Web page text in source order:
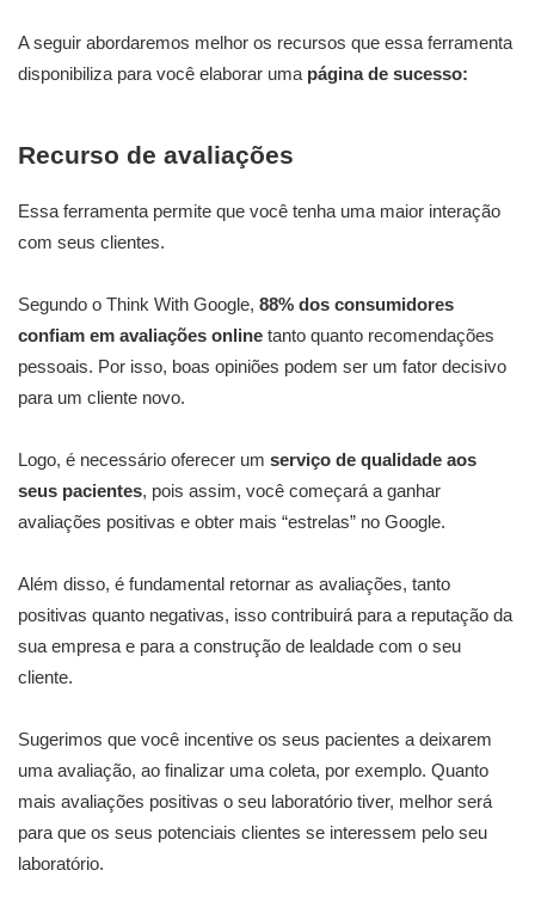
A seguir abordaremos melhor os recursos que essa ferramenta
disponibiliza para você elaborar uma página de sucesso:
Recurso de avaliações
Essa ferramenta permite que você tenha uma maior interação
com seus clientes.
Segundo o Think With Google, 88% dos consumidores
confiam em avaliações online tanto quanto recomendações
pessoais. Por isso, boas opiniões podem ser um fator decisivo
para um cliente novo.
Logo, é necessário oferecer um serviço de qualidade aos
seus pacientes, pois assim, você começará a ganhar
avaliações positivas e obter mais “estrelas” no Google.
Além disso, é fundamental retornar as avaliações, tanto
positivas quanto negativas, isso contribuirá para a reputação da
sua empresa e para a construção de lealdade com o seu
cliente.
Sugerimos que você incentive os seus pacientes a deixarem
uma avaliação, ao finalizar uma coleta, por exemplo. Quanto
mais avaliações positivas o seu laboratório tiver, melhor será
para que os seus potenciais clientes se interessem pelo seu
laboratório.